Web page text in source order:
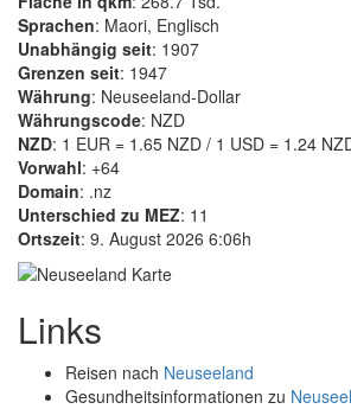
Sprachen: Maori, Englisch
Unabhängig seit: 1907
Grenzen seit: 1947
Währung: Neuseeland-Dollar
Währungscode: NZD
NZD: 1 EUR = 1.65 NZD / 1 USD = 1.24
Vorwahl: +64
Domain: .nz
Unterschied zu MEZ: 11
Ortszeit: 9. August 2026 6:06h
Links
Reisen nach Neuseeland
Gesundheitsinformationen zu